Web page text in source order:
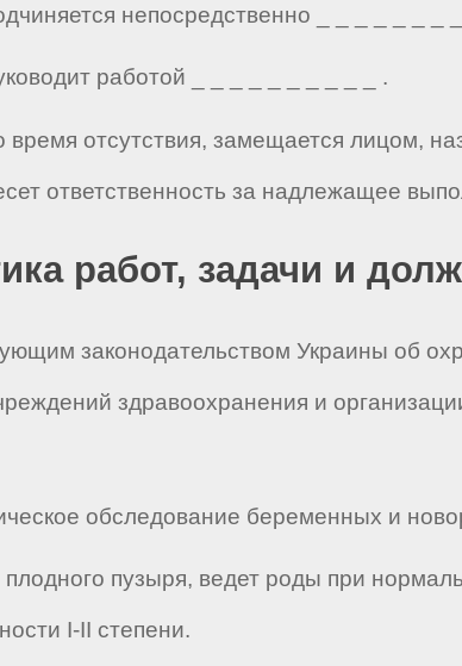
непосредственно _ _ _ _ _ _ _
работой _ _ _ _ _ _ _ _ _ _ .
отсутствия, замещается лицом,
ответственность за надлежащее
работ, задачи и
законодательством Украины об
здравоохранения и
обследование беременных и
пузыря, ведет роды при
I-II степени.